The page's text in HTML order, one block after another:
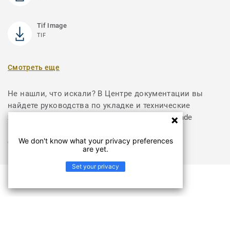
Tif Image
TIF
Смотреть еще
Не нашли, что искали? В Центре документации вы
найдете руководства по укладке и технические
характеристики продуктов из коллекции Arcade
СКАЧАТЬ ДОКУМЕНТЫ
We don't know what your privacy preferences
are yet.
Set your privacy